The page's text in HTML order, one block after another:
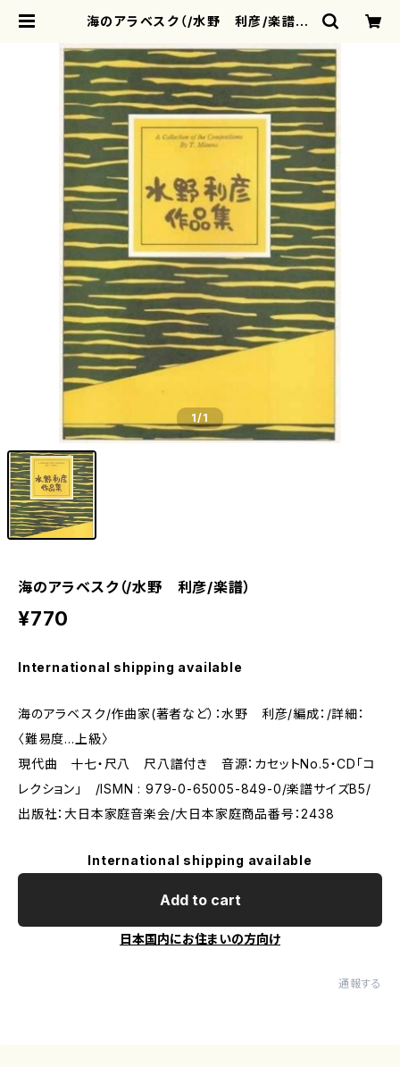
海のアラベスク（/水野 利彦/楽譜） |
1/1
海のアラベスク（/水野 利彦/楽譜）
¥770
International shipping available
海のアラベスク/作曲家(著者など）：水野 利彦/編成：/詳細：
〈難易度…上級〉
現代曲 十七・尺八 尺八譜付き 音源：カセットNo.5・CD「コ
レクション」 /ISMN : 979-0-65005-849-0/楽譜サイズB5/
出版社：大日本家庭音楽会/大日本家庭商品番号：2438
International shipping available
Add to cart
日本国内にお住まいの方向け
通報する